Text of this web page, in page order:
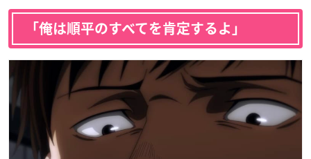
「俺は順平のすべてを肯定するよ」